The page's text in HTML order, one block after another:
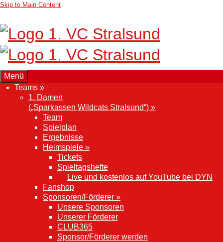
Skip to Main Content
Menü
Teams »
1. Damen
(„Sparkassen Wildcats Stralsund“) »
Team
Spielplan
Ergebnisse
Heimspiele »
Tickets
Spieltagshefte
Live und kostenlos auf YouTube bei DYN
Fanshop
Sponsoren/Förderer »
Unsere Sponsoren
Unserer Förderer
CLUB365
Sponsor/Förderer werden